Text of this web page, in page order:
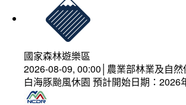
國家森林遊樂區
2026-08-09, 00:00│農業部林業及自然
白海豚颱風休園 預計開始日期：